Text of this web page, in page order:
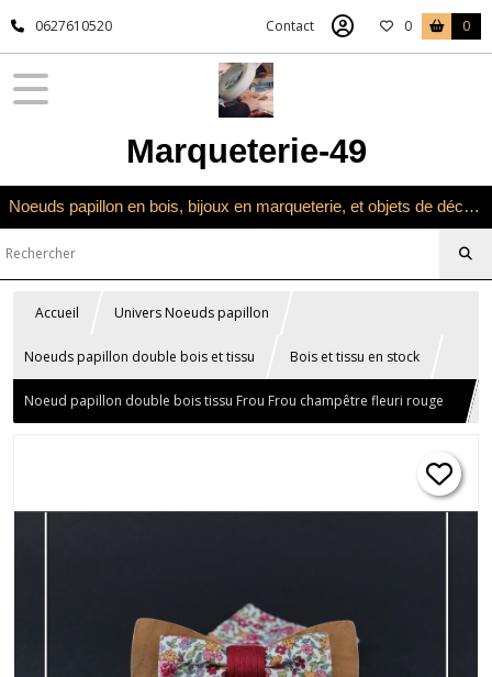
0627610520 Contact 0 0
Marqueterie-49
Noeuds papillon en bois, bijoux en marqueterie, et objets de décoration en marqueterie bois
Accueil Univers Noeuds papillon
Noeuds papillon double bois et tissu Bois et tissu en stock
Noeud papillon double bois tissu Frou Frou champêtre fleuri rouge